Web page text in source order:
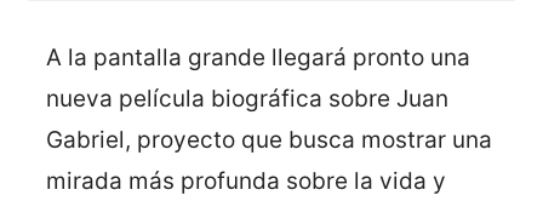
A la pantalla grande llegará pronto una
nueva película biográfica sobre Juan
Gabriel, proyecto que busca mostrar una
mirada más profunda sobre la vida y